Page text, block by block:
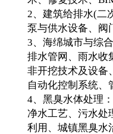
2、建筑给排水(二
泵与供水设备、阀
3、海绵城市与综
排水管网、雨水收
非开挖技术及设备
自动化控制系统、
4、黑臭水体处理：
净水工艺、污水处
利用、城镇黑臭水